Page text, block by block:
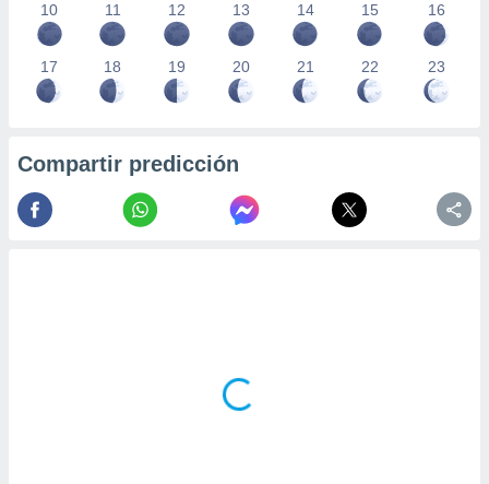
10
11 12 13 14 15 16
17 18 19 20 21 22 23
Compartir predicción